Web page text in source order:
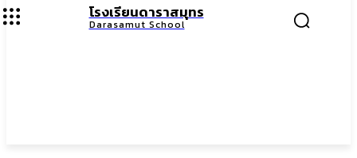
โรงเรียนดาราสมุทร
Darasamut School